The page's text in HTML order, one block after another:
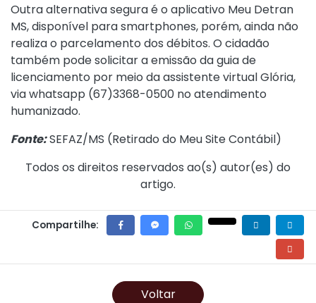
Outra alternativa segura é o aplicativo Meu Detran
MS, disponível para smartphones, porém, ainda não
realiza o parcelamento dos débitos. O cidadão
também pode solicitar a emissão da guia de
licenciamento por meio da assistente virtual Glória,
via whatsapp (67)3368-0500 no atendimento
humanizado.
Fonte:SEFAZ/MS (Retirado do Meu Site Contábil)
Todos os direitos reservados ao(s) autor(es) do
artigo.
Compartilhe:
Voltar